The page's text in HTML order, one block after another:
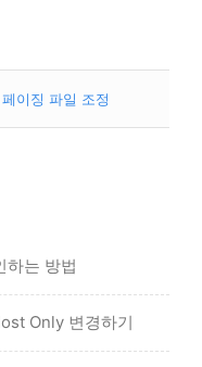
이징 파일 조정
하는 방법
Only 변경하기